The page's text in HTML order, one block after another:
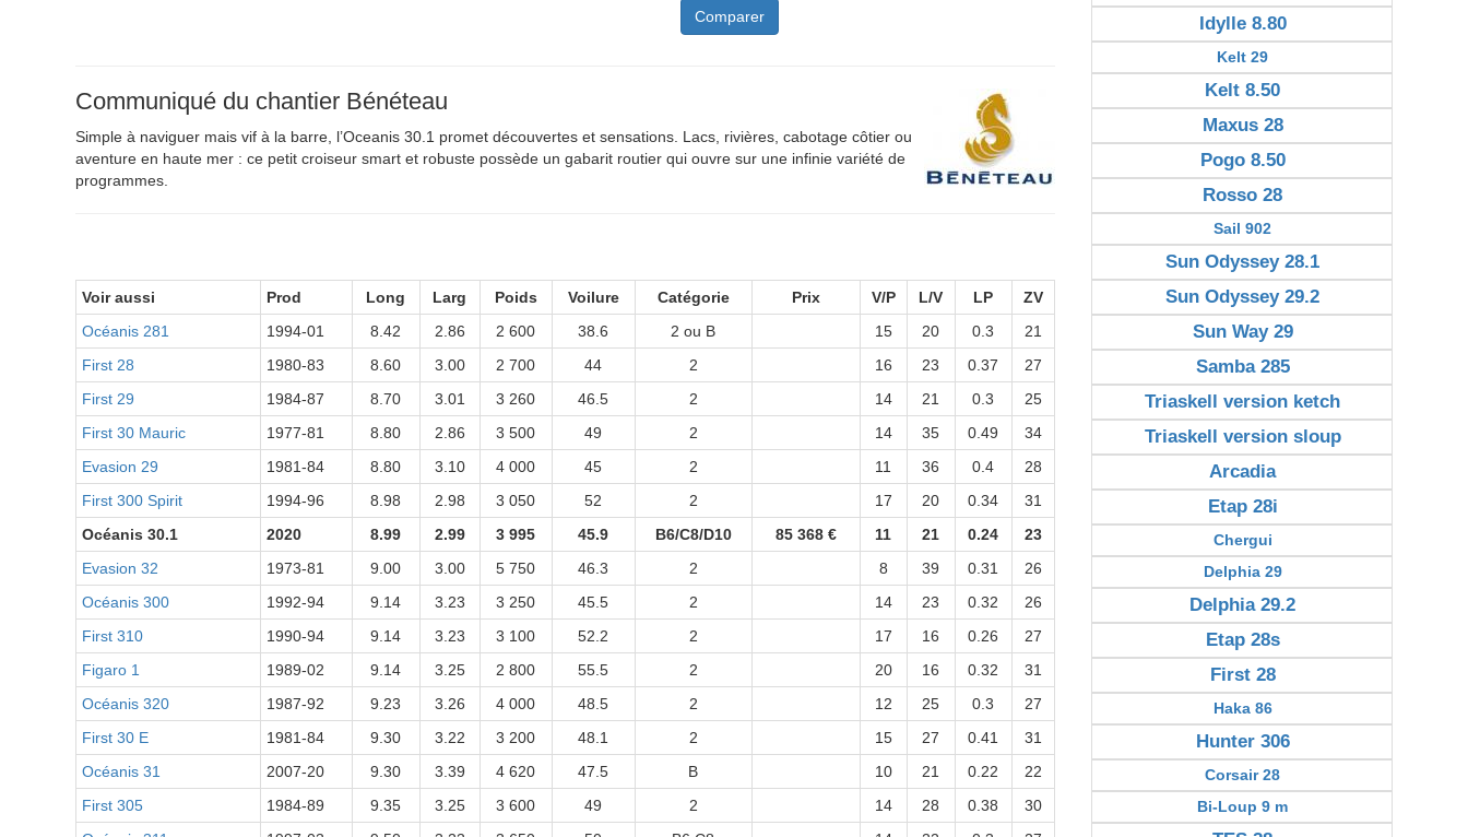
Comparer
Communiqué du chantier Bénéteau
Simple à naviguer mais vif à la barre, l’Oceanis 30.1 promet découvertes et sensations. Lacs, rivières, cabotage côtier ou
aventure en haute mer : ce petit croiseur smart et robuste possède un gabarit routier qui ouvre sur une infinie variété de
programmes.
Voir aussi Prod Long Larg Poids Voilure Catégorie Prix V/P L/V LP
ZV
Océanis 281
1994-01 8.42 2.86 2 600 38.6 2 ou B 15 20 0.3
21
First 28
1980-83 8.60 3.00 2 700 44 2 16 23 0.37
27
First 29
1984-87 8.70 3.01 3 260 46.5 2 14 21 0.3
25
First 30 Mauric
1977-81 8.80 2.86 3 500 49 2 14 35 0.49
34
Evasion 29
1981-84 8.80 3.10 4 000 45 2 11 36 0.4
28
First 300 Spirit
1994-96 8.98 2.98 3 050 52 2 17 20 0.34
31
Océanis 30.1
2020 8.99 2.99 3 995 45.9 B6/C8/D10 85 368 € 11 21 0.24
23
Evasion 32
1973-81 9.00 3.00 5 750 46.3 2 8 39 0.31
26
Océanis 300
1992-94 9.14 3.23 3 250 45.5 2 14 23 0.32
26
First 310
1990-94 9.14 3.23 3 100 52.2 2 17 16 0.26
27
Figaro 1
1989-02 9.14 3.25 2 800 55.5 2 20 16 0.32
31
Océanis 320
1987-92 9.23 3.26 4 000 48.5 2 12 25 0.3
27
First 30 E
1981-84 9.30 3.22 3 200 48.1 2 15 27 0.41
31
Océanis 31
2007-20 9.30 3.39 4 620 47.5 B 10 21 0.22
22
First 305
1984-89 9.35 3.25 3 600 49 2 14 28 0.38
30
Idylle 8.80
Kelt 29
Kelt 8.50
Maxus 28
Pogo 8.50
Rosso 28
Sail 902
Sun Odyssey 28.1
Sun Odyssey 29.2
Sun Way 29
Samba 285
Triaskell version ketch
Triaskell version sloup
Arcadia
Etap 28i
Chergui
Delphia 29
Delphia 29.2
Etap 28s
First 28
Haka 86
Hunter 306
Corsair 28
Bi-Loup 9 m